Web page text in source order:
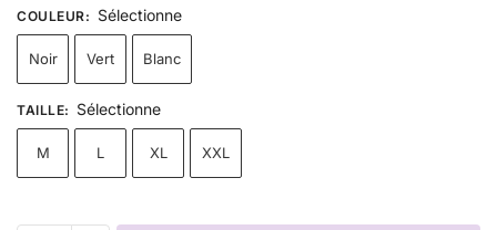
COULEUR: Sélectionne
Noir Vert Blanc
TAILLE: Sélectionne
M L XL XXL